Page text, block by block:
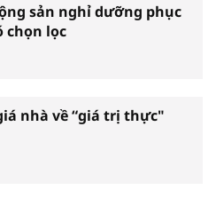
sản nghỉ dưỡng phục
chọn lọc
nhà về “giá trị thực"